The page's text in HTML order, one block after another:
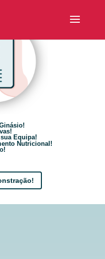
Equipa!
Nutricional!